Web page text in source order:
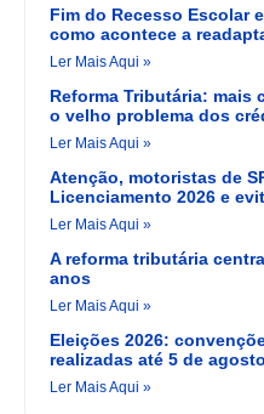
Fim do Recesso Escolar
como acontece a
Ler Mais Aqui »
Reforma Tributária: mais
o velho problema dos
Ler Mais Aqui »
Atenção, motoristas de
Licenciamento 2026 e
Ler Mais Aqui »
A reforma tributária
anos
Ler Mais Aqui »
Eleições 2026:
realizadas até 5 de agosto
Ler Mais Aqui »